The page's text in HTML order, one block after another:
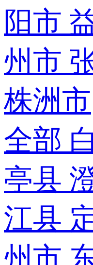
阳市
州市
株洲市
全部
亭县
江县
州市